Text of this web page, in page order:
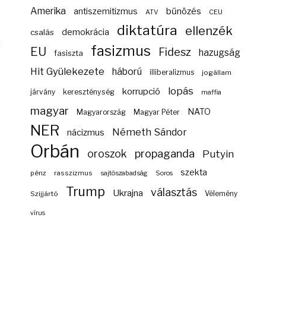
Amerika antiszemitizmus ATV bűnözés CEU
csalás demokrácia diktatúra ellenzék
EU fasiszta fasizmus Fidesz hazugság
Hit Gyülekezete háború illiberalizmus jogállam
járvány kereszténység korrupció lopás maffia
magyar Magyarország Magyar Péter NATO
NER nácizmus Németh Sándor
Orbán oroszok propaganda Putyin
pénz rasszizmus sajtószabadság Soros szekta
Szijjártó Trump Ukrajna választás Vélemény
vírus